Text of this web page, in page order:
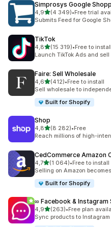
Simprosys Google
4,9z 5 hvězd
(4 349)
Celkový počet recenzí:
•Free trial
Submits Feed for Google
TikTok
4,8z 5 hvězd
(15 319)
Celkový počet recenzí: 15319
•Free to install
Launch TikTok Ads and
Faire: Sell Wholesale
4,6z 5 hvězd
(412)
Celkový počet recenzí: 412
•Free to install
Sell wholesale to
Built for Shopify
Shop
4,8z 5 hvězd
(8 282)
Celkový počet recenzí: 8282
•Free
Reach millions of high-
CedCommerce Amazon
4,7z 5 hvězd
(1 064)
Celkový počet recenzí: 1064
•Free to install
Selling on Amazon
Built for Shopify
∞ Facebook & Instagram
4,9z 5 hvězd
(263)
Celkový počet recenzí: 263
•Free plan
Sync products to